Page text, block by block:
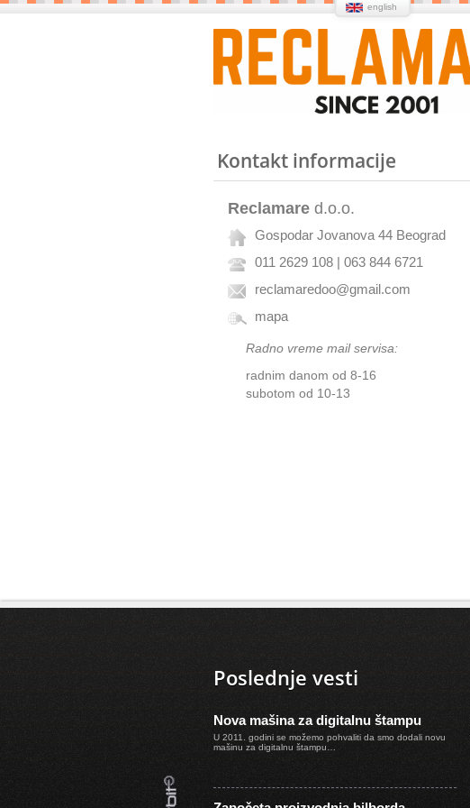
english
Kontakt informacije
Reclamare d.o.o.
Gospodar Jovanova 44 Beograd
011 2629 108 | 063 844 6721
reclamaredoo@gmail.com
mapa
Radno vreme mail servisa:
radnim danom od 8-16
subotom od 10-13
Poslednje vesti
Nova mašina za digitalnu štampu
U 2011. godini se možemo pohvaliti da smo dodali novu
mašinu za digitalnu štampu…